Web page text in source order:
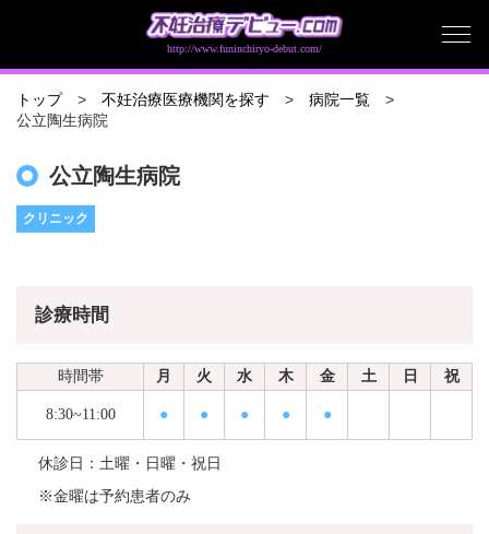
http://www.funinchiryo-debut.com/
トップ 不妊治療医療機関を探す 病院一覧
公立陶生病院
公立陶生病院
クリニック
診療時間
時間帯 月 火 水 木 金 土 日 祝
8:30~11:00 ● ● ● ● ●
休診日：土曜・日曜・祝日
※金曜は予約患者のみ